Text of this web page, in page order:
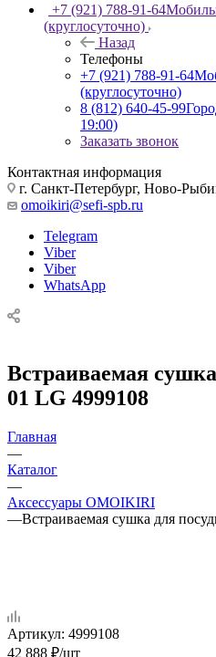
+7 (921) 788-91-64
(круглосуточно)
Назад
Телефоны
+7 (921) 788-91-64
(круглосуточно)
8 (812) 640-45-99
19:00)
Заказать звонок
Контактная информация
г. Санкт-Петербург, Ново-
omoikiri@sefi-spb.ru
Telegram
Viber
Viber
WhatsApp
Встраиваемая
01 LG 4999108
Главная
—
Каталог
—
Аксессуары OMOIKIRI
—Встраиваемая сушка для
Артикул: 4999108
42 888 ₽/шт